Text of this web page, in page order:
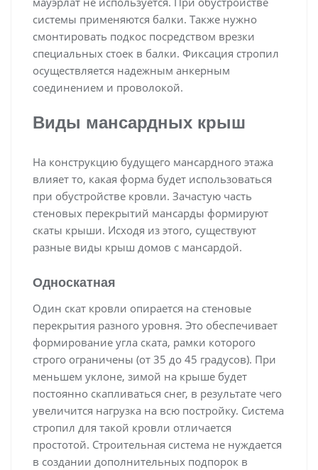
системы применяются балки. Также нужно
смонтировать подкос посредством врезки
специальных стоек в балки. Фиксация стропил
осуществляется надежным анкерным
соединением и проволокой.
Виды мансардных крыш
На конструкцию будущего мансардного этажа
влияет то, какая форма будет использоваться
при обустройстве кровли. Зачастую часть
стеновых перекрытий мансарды формируют
скаты крыши. Исходя из этого, существуют
разные виды крыш домов с мансардой.
Односкатная
Один скат кровли опирается на стеновые
перекрытия разного уровня. Это обеспечивает
формирование угла ската, рамки которого
строго ограничены (от 35 до 45 градусов). При
меньшем уклоне, зимой на крыше будет
постоянно скапливаться снег, в результате чего
увеличится нагрузка на всю постройку. Система
стропил для такой кровли отличается
простотой. Строительная система не нуждается
в создании дополнительных подпорок в